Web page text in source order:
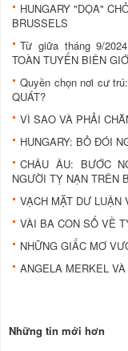
HUNGARY "DỌA"
BRUSSELS
Từ giữa tháng 9/
TOÀN TUYẾN BIÊN
Quyền chọn nơi cư
QUÁT?
VÌ SAO VÀ PHẢI
HUNGARY: BỎ ĐÓI
CHÂU ÂU: BƯỚC
NGƯỜI TỴ NẠN TRÊN
VẠCH MẶT DƯ LUẬN
VÀI BA CON SỐ VỀ
NHỮNG GIẤC MƠ
ANGELA MERKEL
Những tin mới hơn